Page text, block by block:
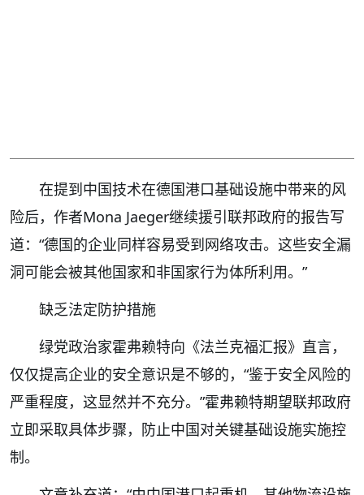
在提到中国技术在德国港口基础设施中带来的风
险后，作者Mona Jaeger继续援引联邦政府的报告写
道：“德国的企业同样容易受到网络攻击。这些安全漏
洞可能会被其他国家和非国家行为体所利用。”
缺乏法定防护措施
绿党政治家霍弗赖特向《法兰克福汇报》直言，
仅仅提高企业的安全意识是不够的，“鉴于安全风险的
严重程度，这显然并不充分。”霍弗赖特期望联邦政府
立即采取具体步骤，防止中国对关键基础设施实施控
制。